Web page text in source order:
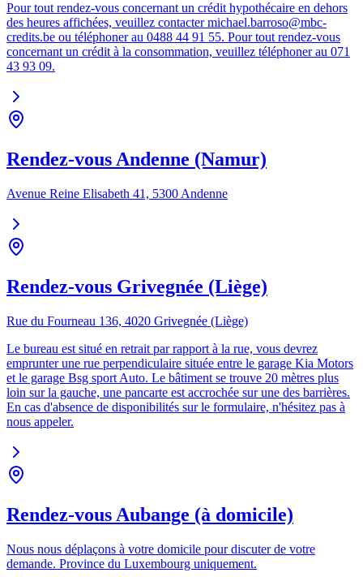
Pour tout rendez-vous concernant un crédit hypothécaire en dehors
des heures affichées, veuillez contacter michael.barroso@mbc-
credits.be ou téléphoner au 0488 44 91 55. Pour tout rendez-vous
concernant un crédit à la consommation, veuillez téléphoner au 071
43 93 09.
Rendez-vous Andenne (Namur)
Avenue Reine Elisabeth 41, 5300 Andenne
Rendez-vous Grivegnée (Liège)
Rue du Fourneau 136, 4020 Grivegnée (Liège)
Le bureau est situé en retrait par rapport à la rue, vous devrez
emprunter une rue perpendiculaire située entre le garage Kia Motors
et le garage Bsg sport Auto. Le bâtiment se trouve 20 mètres plus
loin sur la gauche, une pancarte est accrochée sur une des barrières.
En cas d'absence de disponibilités sur le formulaire, n'hésitez pas à
nous appeler.
Rendez-vous Aubange (à domicile)
Nous nous déplaçons à votre domicile pour discuter de votre
demande. Province du Luxembourg uniquement.